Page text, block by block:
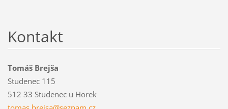
Kontakt
Tomáš Brejša
Studenec 115
512 33 Studenec u Horek